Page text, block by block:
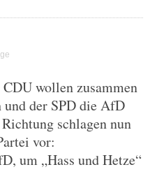
wollen zusammen
der SPD die AfD
schlagen nun
vor:
um „Hass und Hetze“